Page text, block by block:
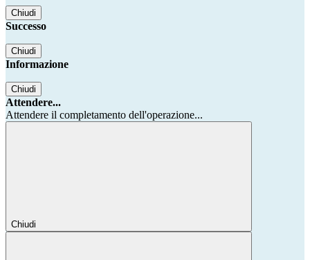
Chiudi
Successo
Chiudi
Informazione
Chiudi
Attendere...
Attendere il completamento dell'operazione...
Chiudi